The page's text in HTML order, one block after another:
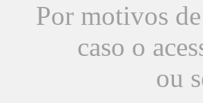
Por motivos
caso o
ou